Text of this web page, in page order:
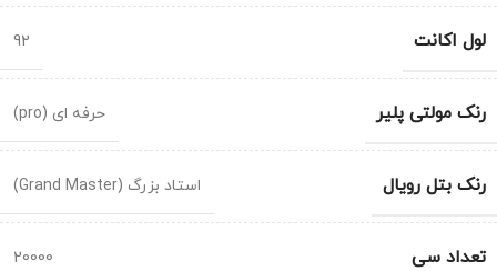
لول اکانت 92
رنک مولتی پلیر حرفه ای (pro)
رنک بتل رویال استاد بزرگ (Grand Master)
تعداد سی 20000